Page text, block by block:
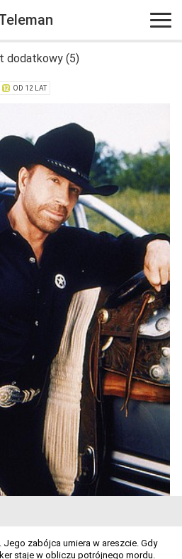
dodatkowy (5)
OD 12 LAT
Jego zabójca umiera w areszcie. Gdy
staje w obliczu potrójnego mordu.